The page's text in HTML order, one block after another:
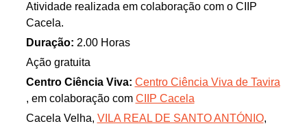
Atividade realizada em colaboração com o CIIP
Cacela.
Duração: 2.00 Horas
Ação gratuita
Centro Ciência Viva: Centro Ciência Viva de Tavira
, em colaboração com CIIP Cacela
Cacela Velha, VILA REAL DE SANTO ANTÓNIO,